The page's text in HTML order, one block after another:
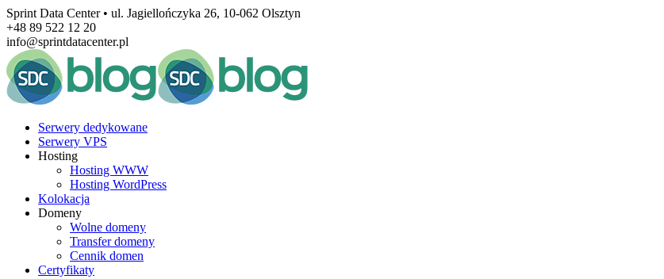
Sprint Data Center • ul. Jagiellończyka 26, 10-062 Olsztyn
+48 89 522 12 20
info@sprintdatacenter.pl
Serwery dedykowane
Serwery VPS
Hosting
Hosting WWW
Hosting WordPress
Kolokacja
Domeny
Wolne domeny
Transfer domeny
Cennik domen
Certyfikaty